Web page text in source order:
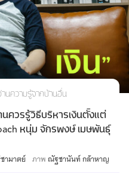
านความรู้จากบ้านอื่น
นควรรู้วิธีบริหารเงินตั้งแต่
หนุ่ม จักรพงษ์ เมษพันธุ์
ามาตย์ ภาพณัฐชานันท์ กล้าหาญ